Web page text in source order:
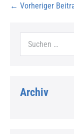
← Vorheriger
Archiv